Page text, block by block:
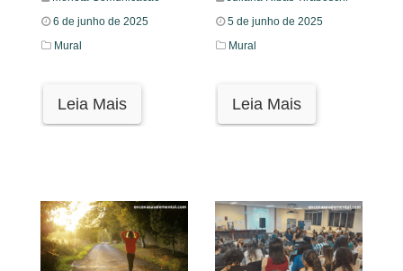
6 de junho de 2025
Mural
Leia Mais
5 de junho de 2025
Mural
Leia Mais